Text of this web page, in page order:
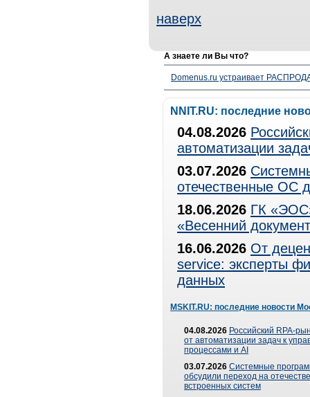
наверх
А знаете ли Вы что?
Domenus.ru устраивает
NNIT.RU: последние
04.08.2026
автоматизации
03.07.2026
отечественные ОС
18.06.2026 ГК
«Весенний
16.06.2026 От
service: эксперты
данных
MSKIT.RU: последние новости
04.08.2026 Российский RPA-
от автоматизации задач к
процессами и AI
03.07.2026 Системные
обсудили переход на
встроенных систем